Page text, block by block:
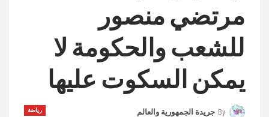
مرتضي منصور
للشعب والحكومة لا
يمكن السكوت عليها
رياضة By جريدة الجمهورية والعالم